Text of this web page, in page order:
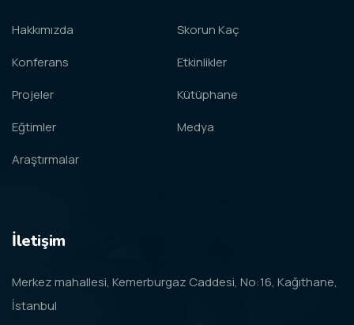
Hakkımızda
Konferans
Projeler
Eğtimler
Araştırmalar
Skorun Kaç
Etkinlikler
Kütüphane
Medya
İletişim
Merkez mahallesi, Kemerburgaz Caddesi, No:16, Kağıthane,
İstanbul